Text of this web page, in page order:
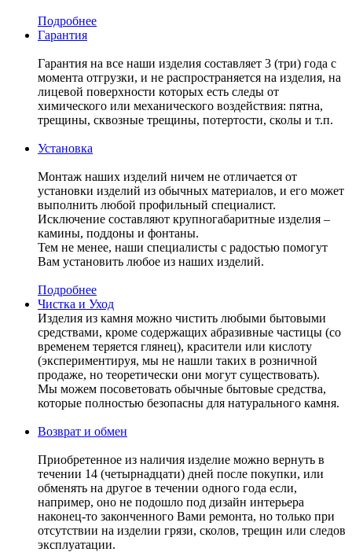
Подробнее
Гарантия
Гарантия на все наши изделия составляет 3 (три) года с
момента отгрузки, и не распространяется на изделия, на
лицевой поверхности которых есть следы от
химического или механического воздействия: пятна,
трещины, сквозные трещины, потертости, сколы и т.п.
Установка
Монтаж наших изделий ничем не отличается от
установки изделий из обычных материалов, и его может
выполнить любой профильный специалист.
Исключение составляют крупногабаритные изделия –
камины, поддоны и фонтаны.
Тем не менее, наши специалисты с радостью помогут
Вам установить любое из наших изделий.
Подробнее
Чистка и Уход
Изделия из камня можно чистить любыми бытовыми
средствами, кроме содержащих абразивные частицы (со
временем теряется глянец), красители или кислоту
(экспериментируя, мы не нашли таких в розничной
продаже, но теоретически они могут существовать).
Мы можем посоветовать обычные бытовые средства,
которые полностью безопасны для натурального камня.
Возврат и обмен
Приобретенное из наличия изделие можно вернуть в
течении 14 (четырнадцати) дней после покупки, или
обменять на другое в течении одного года если,
например, оно не подошло под дизайн интерьера
наконец-то законченного Вами ремонта, но только при
отсутствии на изделии грязи, сколов, трещин или следов
эксплуатации.